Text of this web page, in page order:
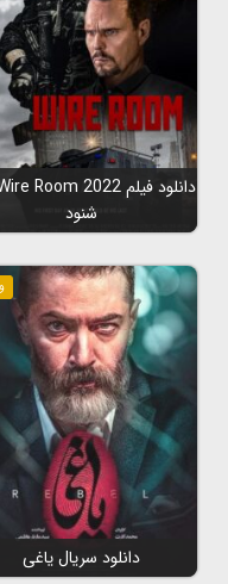
شنود
دانلود سریال یاغی